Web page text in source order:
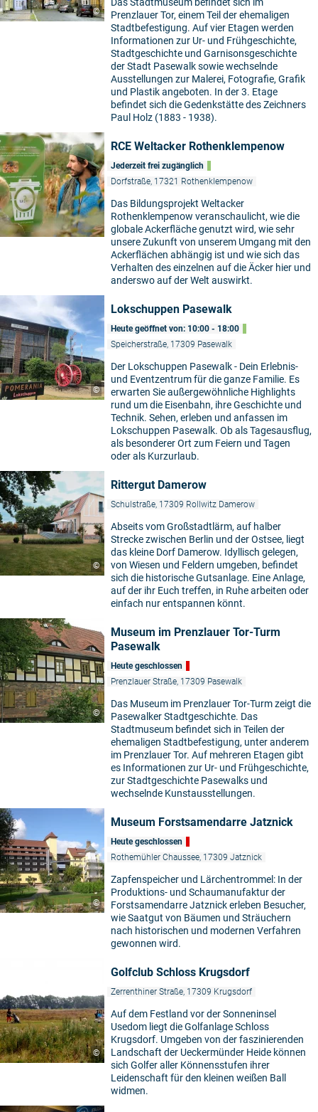
©
Das Stadtmuseum befindet sich im
Prenzlauer Tor, einem Teil der ehemaligen
Stadtbefestigung. Auf vier Etagen werden
Informationen zur Ur- und Frühgeschichte,
Stadtgeschichte und Garnisonsgeschichte
der Stadt Pasewalk sowie wechselnde
Ausstellungen zur Malerei, Fotografie, Grafik
und Plastik angeboten. In der 3. Etage
befindet sich die Gedenkstätte des Zeichners
Paul Holz (1883 - 1938).
RCE Weltacker Rothenklempenow
Jederzeit frei zugänglich
Dorfstraße, 17321 Rothenklempenow
Das Bildungsprojekt Weltacker
Rothenklempenow veranschaulicht, wie die
globale Ackerfläche genutzt wird, wie sehr
unsere Zukunft von unserem Umgang mit den
Ackerflächen abhängig ist und wie sich das
Verhalten des einzelnen auf die Äcker hier und
anderswo auf der Welt auswirkt.
©
Lokschuppen Pasewalk
Heute geöffnet von: 10:00 - 18:00
Speicherstraße, 17309 Pasewalk
Der Lokschuppen Pasewalk - Dein Erlebnis-
und Eventzentrum für die ganze Familie. Es
erwarten Sie außergewöhnliche Highlights
rund um die Eisenbahn, ihre Geschichte und
Technik. Sehen, erleben und anfassen im
Lokschuppen Pasewalk. Ob als Tagesausflug,
als besonderer Ort zum Feiern und Tagen
oder als Kurzurlaub.
©
Rittergut Damerow
Schulstraße, 17309 Rollwitz Damerow
Abseits vom Großstadtlärm, auf halber
Strecke zwischen Berlin und der Ostsee, liegt
das kleine Dorf Damerow. Idyllisch gelegen,
von Wiesen und Feldern umgeben, befindet
sich die historische Gutsanlage. Eine Anlage,
auf der ihr Euch treffen, in Ruhe arbeiten oder
einfach nur entspannen könnt.
©
Museum im Prenzlauer Tor-Turm
Pasewalk
Heute geschlossen
Prenzlauer Straße, 17309 Pasewalk
Das Museum im Prenzlauer Tor-Turm zeigt die
Pasewalker Stadtgeschichte. Das
Stadtmuseum befindet sich in Teilen der
ehemaligen Stadtbefestigung, unter anderem
im Prenzlauer Tor. Auf mehreren Etagen gibt
es Informationen zur Ur- und Frühgeschichte,
zur Stadtgeschichte Pasewalks und
wechselnde Kunstausstellungen.
©
Museum Forstsamendarre Jatznick
Heute geschlossen
Rothemühler Chaussee, 17309 Jatznick
Zapfenspeicher und Lärchentrommel: In der
Produktions- und Schaumanufaktur der
Forstsamendarre Jatznick erleben Besucher,
wie Saatgut von Bäumen und Sträuchern
nach historischen und modernen Verfahren
gewonnen wird.
©
Golfclub Schloss Krugsdorf
Zerrenthiner Straße, 17309 Krugsdorf
Auf dem Festland vor der Sonneninsel
Usedom liegt die Golfanlage Schloss
Krugsdorf. Umgeben von der faszinierenden
Landschaft der Ueckermünder Heide können
sich Golfer aller Könnensstufen ihrer
Leidenschaft für den kleinen weißen Ball
widmen.